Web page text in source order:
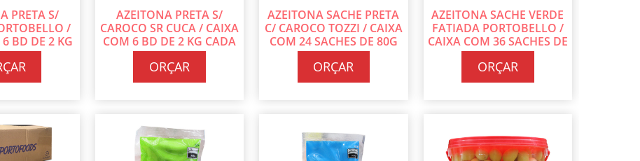
PRETA S/
/
BD DE 2 KG
AZEITONA PRETA S/
CAROCO SR CUCA / CAIXA
COM 6 BD DE 2 KG CADA
ORÇAR
AZEITONA SACHE PRETA
C/ CAROCO TOZZI / CAIXA
COM 24 SACHES DE 80G
CADA
ORÇAR
AZEITONA SACHE VERDE
FATIADA PORTOBELLO /
CAIXA COM 36 SACHES DE
100G CADA
ORÇAR